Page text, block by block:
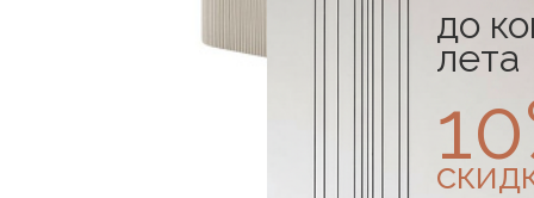
до
лета